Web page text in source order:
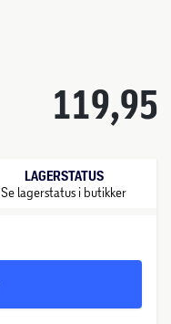
119,95
LAGERSTATUS
Se lagerstatus i butikker